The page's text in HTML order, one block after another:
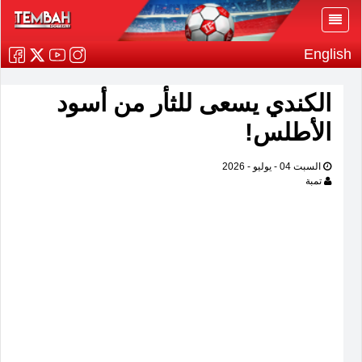
English
الكندي يسعى للثأر من أسود
الأطلس!
السبت 04 - يوليو - 2026
تمبة